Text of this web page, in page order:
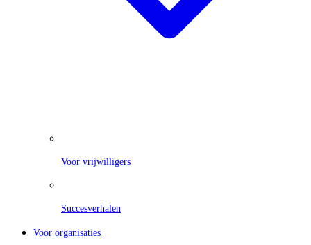
Voor vrijwilligers
Succesverhalen
Voor organisaties